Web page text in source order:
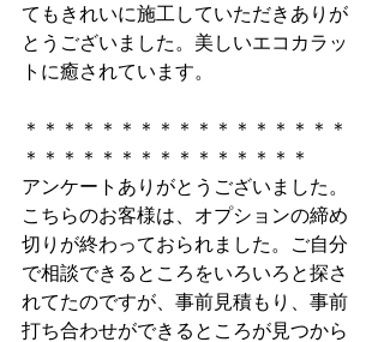
てもきれいに施工していただきありが
とうございました。美しいエコカラッ
トに癒されています。
＊＊＊＊＊＊＊＊＊＊＊＊＊＊＊＊＊
＊＊＊＊＊＊＊＊＊＊＊＊＊＊＊
アンケートありがとうございました。
こちらのお客様は、オプションの締め
切りが終わっておられました。ご自分
で相談できるところをいろいろと探さ
れてたのですが、事前見積もり、事前
打ち合わせができるところが見つから